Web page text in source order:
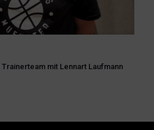
mit Lennart Laufmann